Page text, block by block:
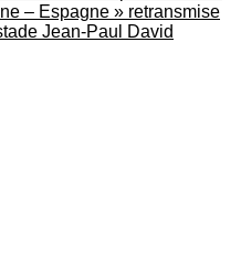
– Espagne » retransmise
Jean-Paul David